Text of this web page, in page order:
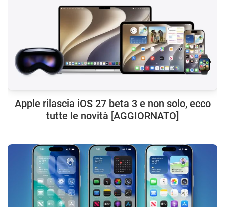
Apple rilascia iOS 27 beta 3 e non solo, ecco
tutte le novità [AGGIORNATO]